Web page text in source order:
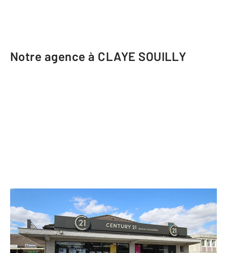
Notre agence à CLAYE SOUILLY
CENTURY 21 Avenir Immobilier
44 avenue Pasteur CC Mauperthuis
CLAYE SOUILLY - 77410